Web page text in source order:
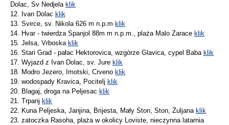
Dolac, Sv Nedjela klik
12. Ivan Dolac klik
13. Svirce, sv. Nikola 626 m n.p.m klik
14. Hvar - twierdza Spanjol 88m m n.p.m., plaża Malo Zarace klik
15. Jelsa, Vrboska klik
16. Stari Grad - pałac Hektorovica, wzgórze Glavica, cypel Baba klik
17. Wyjazd z Ivan Dolac, sv. Jure klik
18. Modro Jezero, Imotski, Crveno klik
19. wodospady Kravica, Pocitelj klik
20. Blagaj, droga na Peljesac klik
21. Trpanj klik
22. Kuna Peljeska, Janjina, Brijesta, Mały Ston, Ston, Żuljana klik
23. zatoczka Rasoha, plaża w okolicy Loviste, nieczynna latarnia